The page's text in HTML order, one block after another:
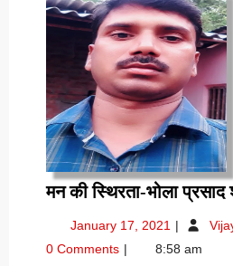
मन की स्थिरता-भोला प्रसाद
January 17, 2021 January
2021
0 Comments 8:58 am